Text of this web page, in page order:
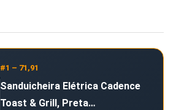
#1 – 71,91
Sanduicheira Elétrica Cadence
Toast & Grill, Preta…